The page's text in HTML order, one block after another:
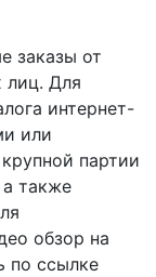
заказы от
лиц. Для
интернет-
или
партии
также
обзор на
по ссылке